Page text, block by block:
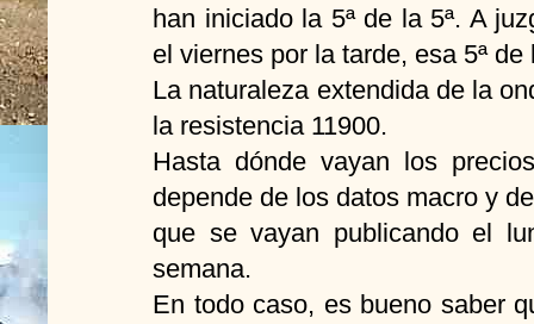
han iniciado la 5ª de la 5ª. A
el viernes por la tarde, esa 5ª
La naturaleza extendida de la
la resistencia 11900.
Hasta dónde vayan los
depende de los datos macro y
que se vayan publicando el
semana.
En todo caso, es bueno saber